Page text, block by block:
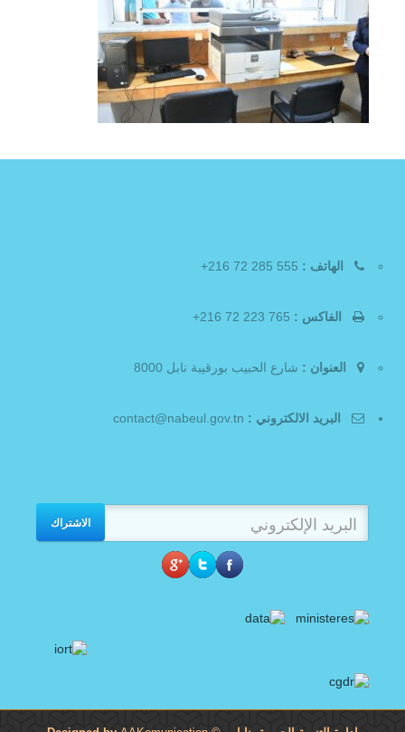
الهاتف :
الفاكس :
العنوان : شارع الحبيب بورقيبة نابل 8000
البريد الالكتروني :
الاشتراك